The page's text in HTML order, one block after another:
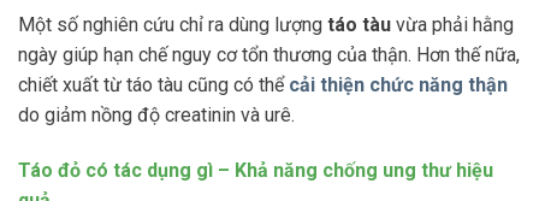
Một số nghiên cứu chỉ ra dùng lượng táo tàu vừa phải hằng
ngày giúp hạn chế nguy cơ tổn thương của thận. Hơn thế nữa,
chiết xuất từ táo tàu cũng có thể cải thiện chức năng thận
do giảm nồng độ creatinin và urê.
Táo đỏ có tác dụng gì – Khả năng chống ung thư hiệu